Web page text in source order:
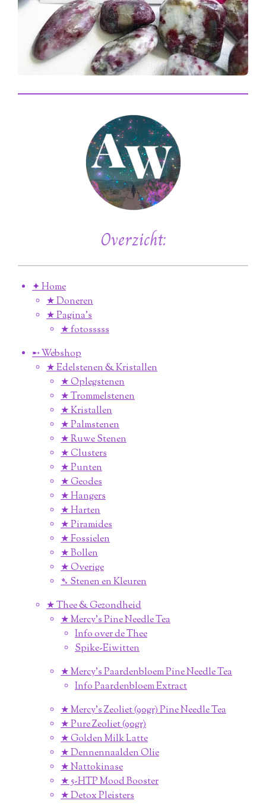
Overzicht:
✦ Home
★ Doneren
★ Pagina’s
★ fotosssss
➸ Webshop
★ Edelstenen & Kristallen
★ Oplegstenen
★ Trommelstenen
★ Kristallen
★ Palmstenen
★ Ruwe Stenen
★ Clusters
★ Punten
★ Geodes
★ Hangers
★ Harten
★ Piramides
★ Fossielen
★ Bollen
★ Overige
➴ Stenen en Kleuren
★ Thee & Gezondheid
★ Mercy's Pine Needle Tea
Info over de Thee
Spike-Eiwitten
★ Mercy's Paardenbloem Pine Needle Tea
Info Paardenbloem Extract
★ Mercy's Zeoliet (90gr) Pine Needle Tea
★ Pure Zeoliet (90gr)
★ Golden Milk Latte
★ Dennennaalden Olie
★ Nattokinase
★ 5-HTP Mood Booster
★ Detox Pleisters